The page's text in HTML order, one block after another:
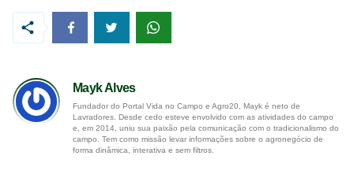
Mayk Alves
Fundador do Portal Vida no Campo e Agro20, Mayk é neto de
Lavradores. Desde cedo esteve envolvido com as atividades do campo
e, em 2014, uniu sua paixão pela comunicação com o tradicionalismo do
campo. Tem como missão levar informações sobre o agronegócio de
forma dinâmica, interativa e sem filtros.